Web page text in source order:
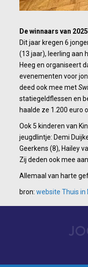
De winnaars van 2025
Dit jaar kregen 6
(13 jaar), leerling aan
Heeg en organiseert
evenementen voor
deed ook mee met
statiegeldflessen en
haalde ze 1.200 euro
Ook 5 kinderen van
jeugdlintje: Demi
Geerkens (8), Hailey
Zij deden ook mee
Allemaal van harte
bron: website Thuis in